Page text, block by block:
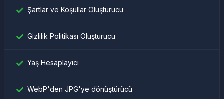
Şartlar ve Koşullar Oluşturucu
Gizlilik Politikası Oluşturucu
Yaş Hesaplayıcı
WebP'den JPG'ye dönüştürücü